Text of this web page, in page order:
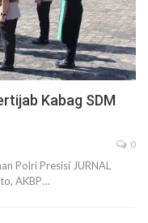
Kabag SDM
0
Polri Presisi JURNAL
AKBP…